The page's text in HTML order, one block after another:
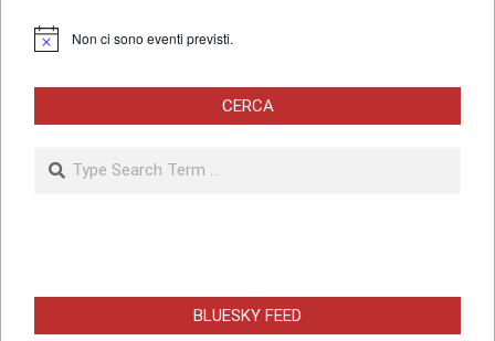
Notice Non ci sono eventi previsti.
CERCA
Search
BLUESKY FEED